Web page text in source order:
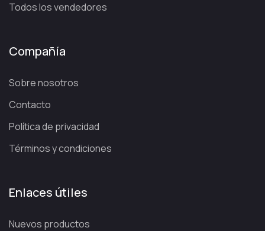
Todos los vendedores
Compañía
Sobre nosotros
Contacto
Política de privacidad
Términos y condiciones
Enlaces útiles
Nuevos productos